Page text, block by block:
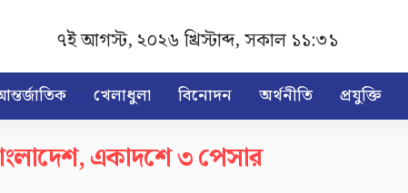
৭ই আগস্ট, ২০২৬ খ্রিস্টাব্দ,সকাল ১১:৩১
খেলাধুলা বিনোদন অর্থনীতি প্রযুক্তি
একাদশে ৩ পেসার